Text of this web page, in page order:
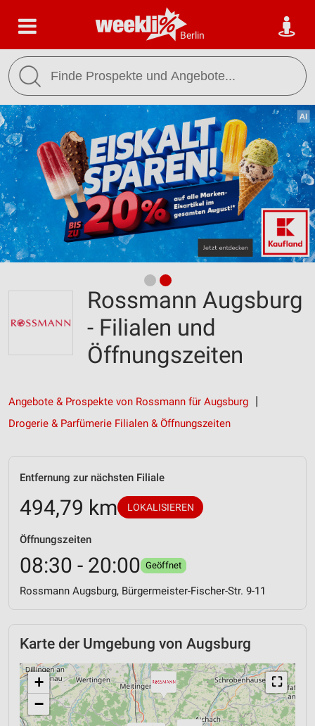
Berlin
Rossmann Augsburg
- Filialen und
Öffnungszeiten
Angebote & Prospekte von Rossmann für Augsburg
Drogerie & Parfümerie Filialen & Öffnungszeiten
Entfernung zur nächsten Filiale
494,79 km LOKALISIEREN
Öffnungszeiten
08:30 - 20:00 Geöffnet
Rossmann Augsburg, Bürgermeister-Fischer-Str. 9-11
Karte der Umgebung von Augsburg
⛶
+
−